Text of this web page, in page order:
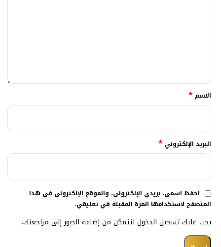
الاسم *
البريد الإلكتروني *
احفظ اسمي، بريدي الإلكتروني، والموقع الإلكتروني في هذا
المتصفح لاستخدامها المرة المقبلة في تعليقي.
يجب عليك تسجيل الدخول لتتمكن من إضافة الصور إلى مراجعتك.